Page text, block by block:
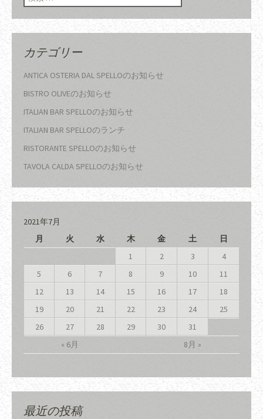
カテゴリー
ANTICA OSTERIA DAL SPELLOのお知らせ
BISTRO OLIVEのお知らせ
ITALIAN BAR SPELLOのお知らせ
ITALIAN BAR SPELLOのランチ
RISTORANTE SPELLOのお知らせ
TAVOLA CALDA SPELLOのお知らせ
2021年7月
月
火 水 木 金 土 日
« 6月 8月 »
1 2 3
4
5
6 7 8 9 10
11
12
13 14 15 16 17
18
19
20 21 22 23 24
25
26
27 28 29 30 31
最近の投稿